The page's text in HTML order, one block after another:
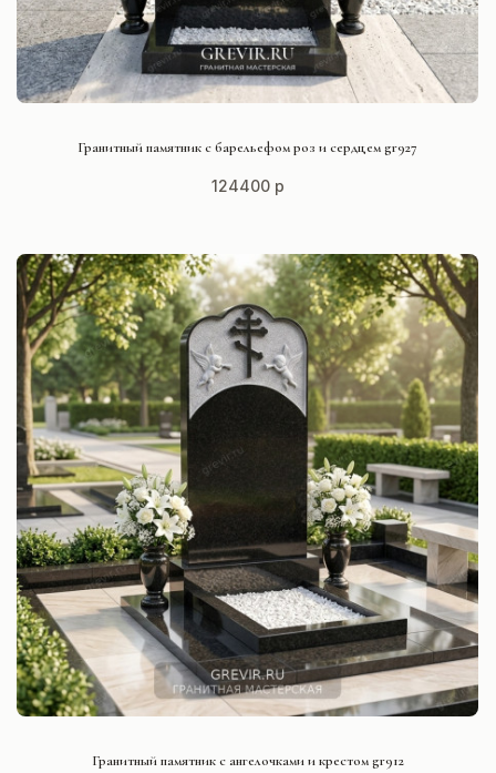
Гранитный памятник с барельефом роз и сердцем gr927
124400 р
Гранитный памятник с ангелочками и крестом gr912